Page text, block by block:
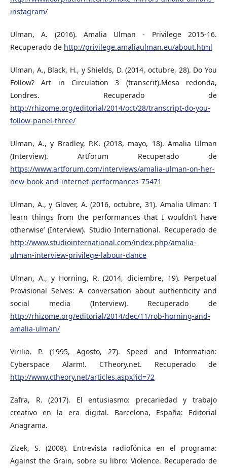
instagram/
Ulman, A. (2016). Amalia Ulman - Privilege 2015-16.
Recuperado de http://privilege.amaliaulman.eu/about.html
Ulman, A., Black, H., y Shields, D. (2014, octubre, 28). Do You
Follow? Art in Circulation 3 (transcrit).Mesa redonda,
Londres. Recuperado de
http://rhizome.org/editorial/2014/oct/28/transcript-do-you-
follow-panel-three/
Ulman, A., y Bradley, P.K. (2018, mayo, 18). Amalia Ulman
(Interview). Artforum Recuperado de
https://www.artforum.com/interviews/amalia-ulman-on-her-
new-book-and-internet-performances-75471
Ulman, A., y Glover, A. (2016, octubre, 31). Amalia Ulman: ‘I
learn things from the performances that I wouldn’t have
otherwise’ (Interview). Studio International. Recuperado de
http://www.studiointernational.com/index.php/amalia-
ulman-interview-privilege-labour-dance
Ulman, A., y Horning, R. (2014, diciembre, 19). Perpetual
Provisional Selves: A conversation about authenticity and
social media (Interview). Recuperado de
http://rhizome.org/editorial/2014/dec/11/rob-horning-and-
amalia-ulman/
Virilio, P. (1995, Agosto, 27). Speed and Information:
Cyberspace Alarm!. CTheory.net. Recuperado de
http://www.ctheory.net/articles.aspx?id=72
Zafra, R. (2017). El entusiasmo: precariedad y trabajo
creativo en la era digital. Barcelona, España: Editorial
Anagrama.
Zizek, S. (2008). Entrevista radiofónica en el programa:
Against the Grain, sobre su libro: Violence. Recuperado de